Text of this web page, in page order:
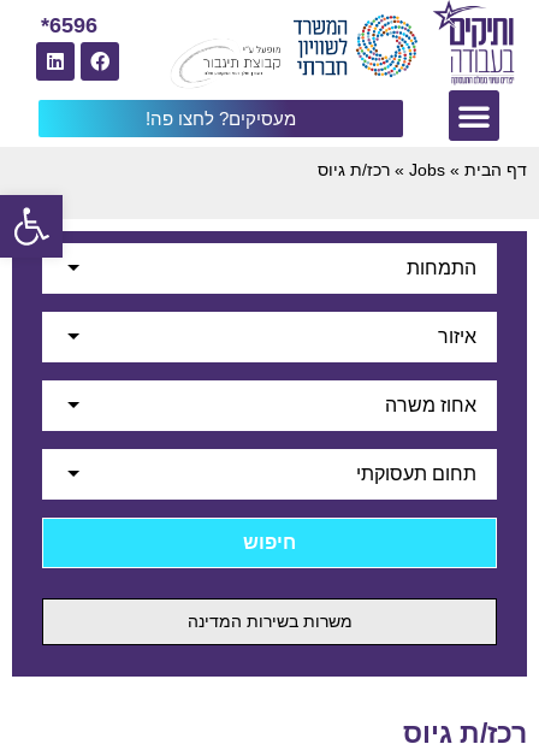
מעסיקים? לחצו פה!
6596*
דף הבית »
Jobs
» רכז/ת גיוס
התמחות
איזור
אחוז משרה
תחום תעסוקתי
משרות בשירות המדינה
רכז/ת גיוס